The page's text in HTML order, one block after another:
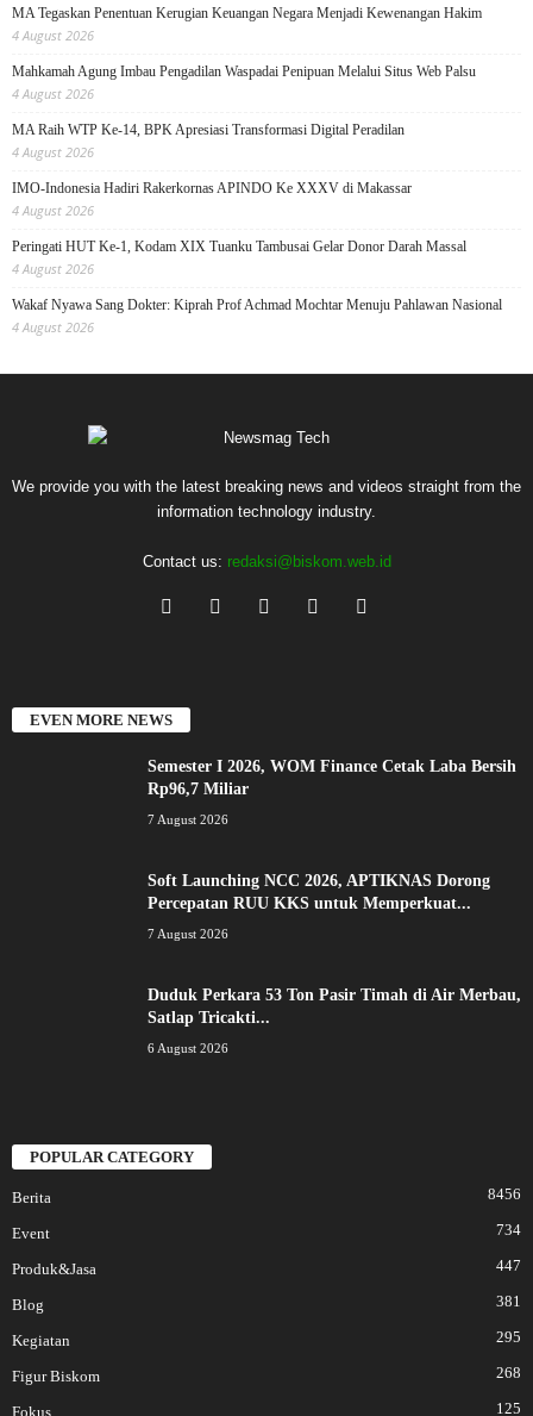
MA Tegaskan Penentuan Kerugian Keuangan Negara Menjadi Kewenangan Hakim
4 August 2026
Mahkamah Agung Imbau Pengadilan Waspadai Penipuan Melalui Situs Web Palsu
4 August 2026
MA Raih WTP Ke-14, BPK Apresiasi Transformasi Digital Peradilan
4 August 2026
IMO-Indonesia Hadiri Rakerkornas APINDO Ke XXXV di Makassar
4 August 2026
Peringati HUT Ke-1, Kodam XIX Tuanku Tambusai Gelar Donor Darah Massal
4 August 2026
Wakaf Nyawa Sang Dokter: Kiprah Prof Achmad Mochtar Menuju Pahlawan Nasional
4 August 2026
We provide you with the latest breaking news and videos straight from the
information technology industry.
Contact us: redaksi@biskom.web.id
EVEN MORE NEWS
Semester I 2026, WOM Finance Cetak Laba Bersih
Rp96,7 Miliar
7 August 2026
Soft Launching NCC 2026, APTIKNAS Dorong
Percepatan RUU KKS untuk Memperkuat...
7 August 2026
Duduk Perkara 53 Ton Pasir Timah di Air Merbau,
Satlap Tricakti...
6 August 2026
POPULAR CATEGORY
Berita 8456
Event 734
Produk&Jasa 447
Blog 381
Kegiatan 295
Figur Biskom 268
Fokus 125